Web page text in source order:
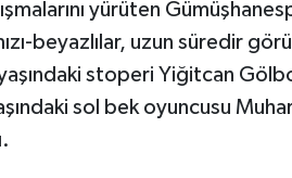
yürüten
beyazlılar, uzun süredir
stoperi Yiğitcan
sol bek oyuncusu